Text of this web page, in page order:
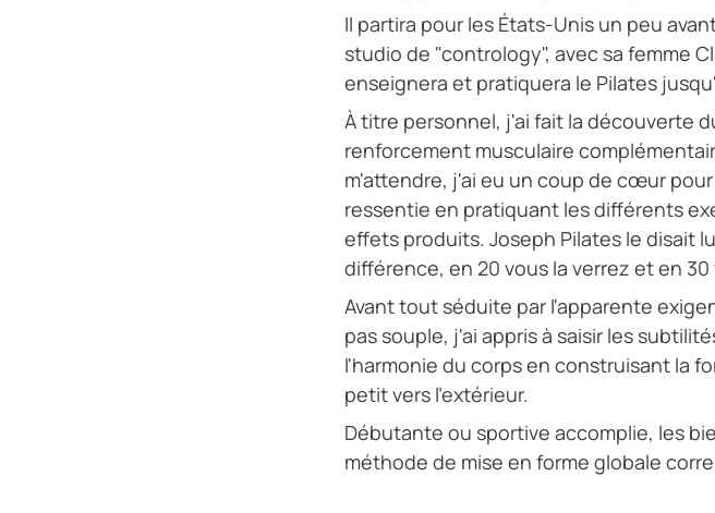
Il partira pour les États-Unis un peu
studio de "contrology", avec sa femme
enseignera et pratiquera le Pilates
À titre personnel, j'ai fait la découverte
renforcement musculaire
m'attendre, j'ai eu un coup de cœur
ressentie en pratiquant les différents
effets produits. Joseph Pilates le disait
différence, en 20 vous la verrez et en
Avant tout séduite par l'apparente
pas souple, j'ai appris à saisir les
l'harmonie du corps en construisant la
petit vers l'extérieur.
Débutante ou sportive accomplie, les
méthode de mise en forme globale